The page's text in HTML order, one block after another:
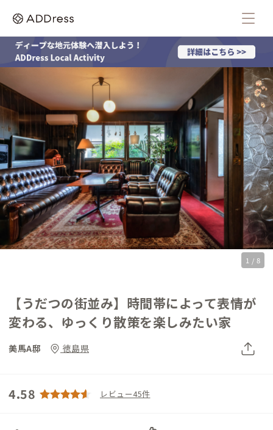
1 / 8
【うだつの街並み】時間帯によって表情が
変わる、ゆっくり散策を楽しみたい家
美馬A邸 徳島県
4.58 レビュー45件